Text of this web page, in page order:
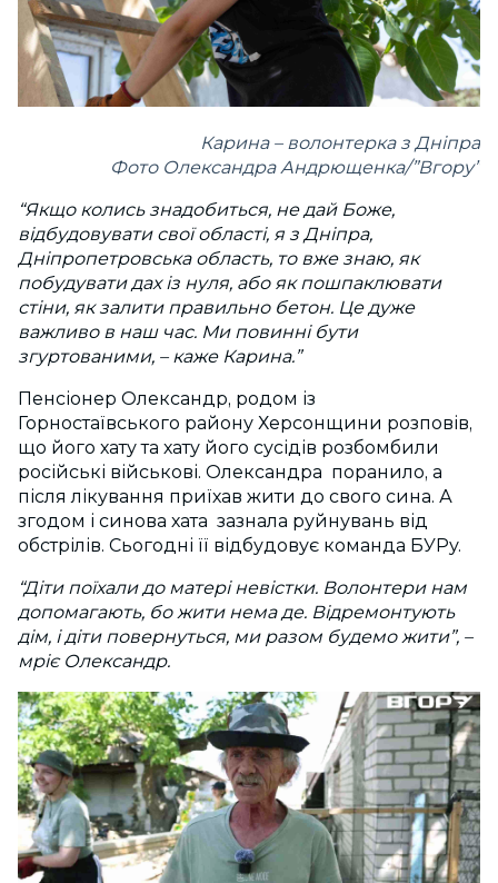
Карина – волонтерка з Дніпра
Фото Олександра Андрющенка/”Вгору”
“Якщо колись знадобиться, не дай Боже,
відбудовувати свої області, я з Дніпра,
Дніпропетровська область, то вже знаю, як
побудувати дах із нуля, або як пошпаклювати
стіни, як залити правильно бетон. Це дуже
важливо в наш час. Ми повинні бути
згуртованими, – каже Карина.”
Пенсіонер Олександр, родом із
Горностаївського району Херсонщини розповів,
що його хату та хату його сусідів розбомбили
російські військові. Олександра поранило, а
після лікування приїхав жити до свого сина. А
згодом і синова хата зазнала руйнувань від
обстрілів. Сьогодні її відбудовує команда БУРу.
“Діти поїхали до матері невістки. Волонтери нам
допомагають, бо жити нема де. Відремонтують
дім, і діти повернуться, ми разом будемо жити”, –
мріє Олександр.